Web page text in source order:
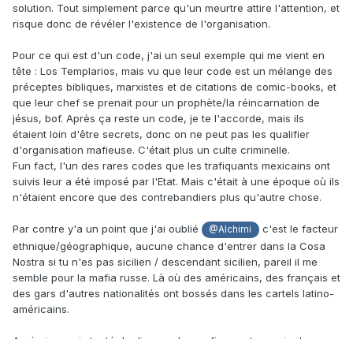
solution. Tout simplement parce qu'un meurtre attire l'attention, et
risque donc de révéler l'existence de l'organisation.
Pour ce qui est d'un code, j'ai un seul exemple qui me vient en
tête : Los Templarios, mais vu que leur code est un mélange des
préceptes bibliques, marxistes et de citations de comic-books, et
que leur chef se prenait pour un prophète/la réincarnation de
jésus, bof. Après ça reste un code, je te l'accorde, mais ils
étaient loin d'être secrets, donc on ne peut pas les qualifier
d'organisation mafieuse. C'était plus un culte criminelle.
Fun fact, l'un des rares codes que les trafiquants mexicains ont
suivis leur a été imposé par l'Etat. Mais c'était à une époque où ils
n'étaient encore que des contrebandiers plus qu'autre chose.
Par contre y'a un point que j'ai oublié @Alchimi
c'est le facteur
ethnique/géographique, aucune chance d'entrer dans la Cosa
Nostra si tu n'es pas sicilien / descendant sicilien, pareil il me
semble pour la mafia russe. Là où des américains, des français et
des gars d'autres nationalités ont bossés dans les cartels latino-
américains.